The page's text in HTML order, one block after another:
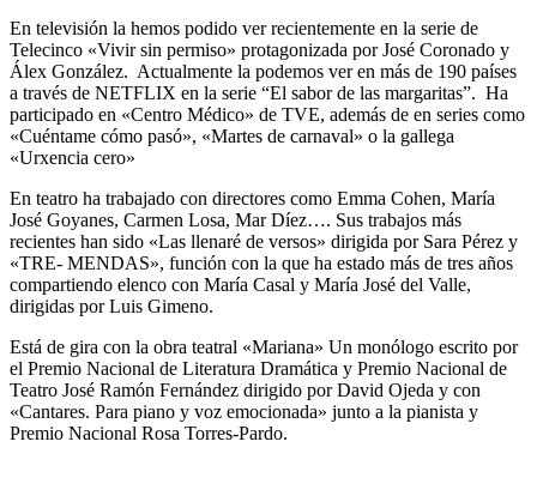
En televisión la hemos podido ver recientemente en la serie de
Telecinco «Vivir sin permiso» protagonizada por José Coronado y
Álex González. Actualmente la podemos ver en más de 190 países
a través de NETFLIX en la serie “El sabor de las margaritas”. Ha
participado en «Centro Médico» de TVE, además de en series como
«Cuéntame cómo pasó», «Martes de carnaval» o la gallega
«Urxencia cero»
En teatro ha trabajado con directores como Emma Cohen, María
José Goyanes, Carmen Losa, Mar Díez…. Sus trabajos más
recientes han sido «Las llenaré de versos» dirigida por Sara Pérez y
«TRE- MENDAS», función con la que ha estado más de tres años
compartiendo elenco con María Casal y María José del Valle,
dirigidas por Luis Gimeno.
Está de gira con la obra teatral «Mariana» Un monólogo escrito por
el Premio Nacional de Literatura Dramática y Premio Nacional de
Teatro José Ramón Fernández dirigido por David Ojeda y con
«Cantares. Para piano y voz emocionada» junto a la pianista y
Premio Nacional Rosa Torres-Pardo.